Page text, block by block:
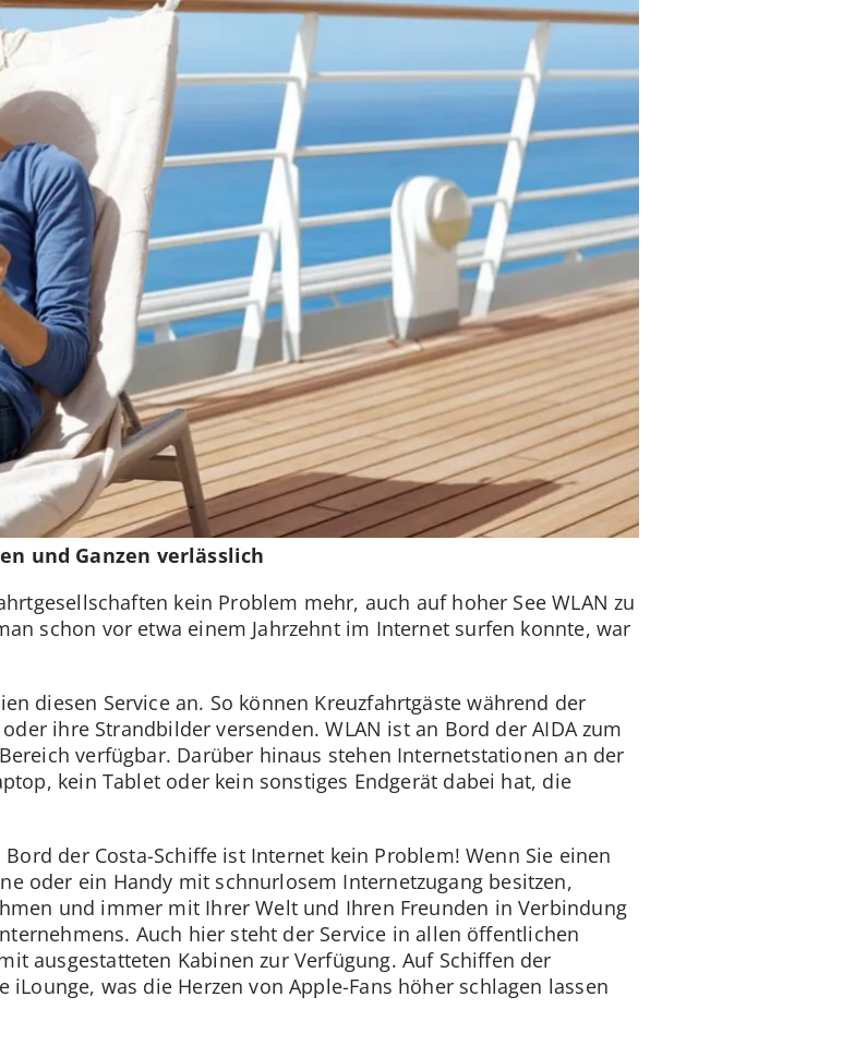
und Ganzen verlässlich
kein Problem mehr, auch auf hoher See WLAN zu
schon vor etwa einem Jahrzehnt im Internet surfen konnte, war
diesen Service an. So können Kreuzfahrtgäste während der
ihre Strandbilder versenden. WLAN ist an Bord der AIDA zum
verfügbar. Darüber hinaus stehen Internetstationen an der
kein Tablet oder kein sonstiges Endgerät dabei hat, die
der Costa-Schiffe ist Internet kein Problem! Wenn Sie einen
oder ein Handy mit schnurlosem Internetzugang besitzen,
und immer mit Ihrer Welt und Ihren Freunden in Verbindung
Auch hier steht der Service in allen öffentlichen
ausgestatteten Kabinen zur Verfügung. Auf Schiffen der
was die Herzen von Apple-Fans höher schlagen lassen